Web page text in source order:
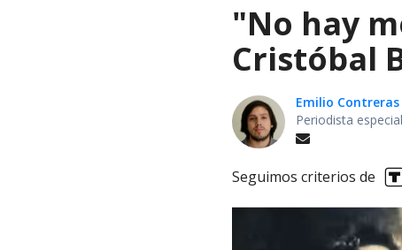
"No hay
Cristóbal
Emilio Contreras
Periodista
Seguimos criterios de